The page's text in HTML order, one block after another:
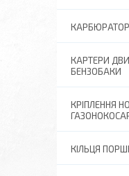
КАРТЕРИ
БЕНЗОБАКИ
КРІПЛЕННЯ
КІЛЬЦЯ